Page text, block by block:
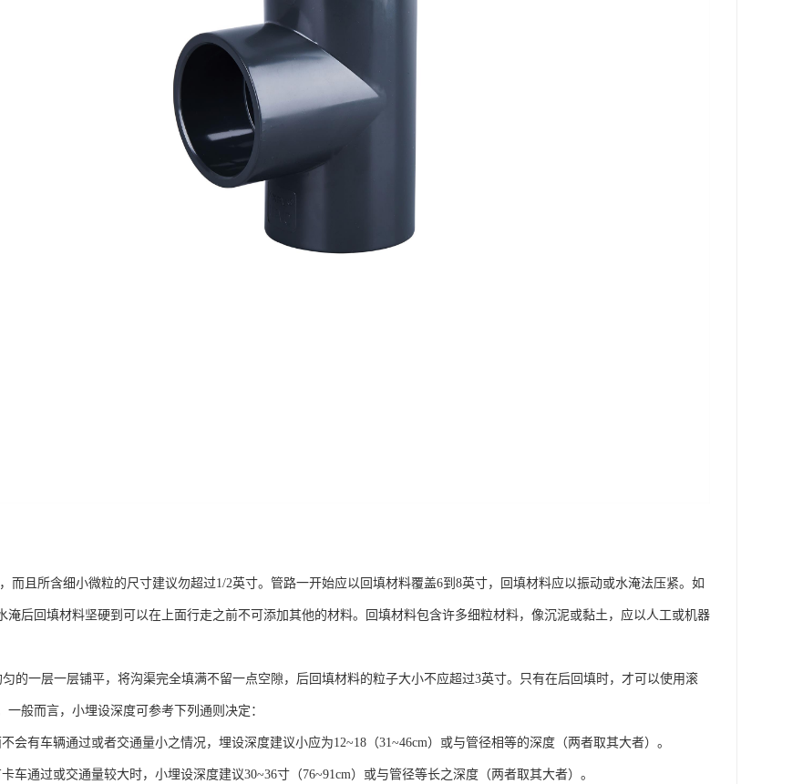
而且所含细小微粒的尺寸建议勿超过1/2英寸。管路一开始应以回填材料覆盖6到8英寸，回填材料应以振动或水淹法压紧。如
淹后回填材料坚硬到可以在上面行走之前不可添加其他的材料。回填材料包含许多细粒材料，像沉泥或黏土，应以人工或机器
的一层一层铺平，将沟渠完全填满不留一点空隙，后回填材料的粒子大小不应超过3英寸。只有在后回填时，才可以使用滚
一般而言，小埋设深度可参考下列通则决定：
不会有车辆通过或者交通量小之情况，埋设深度建议小应为12~18（31~46cm）或与管径相等的深度（两者取其大者）。
卡车通过或交通量较大时，小埋设深度建议30~36寸（76~91cm）或与管径等长之深度（两者取其大者）。